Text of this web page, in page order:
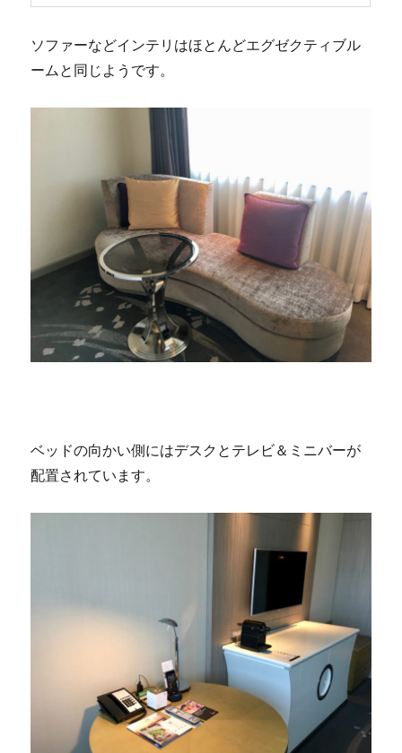
ソファーなどインテリはほとんどエグゼクティブル
ームと同じようです。
ベッドの向かい側にはデスクとテレビ＆ミニバーが
配置されています。